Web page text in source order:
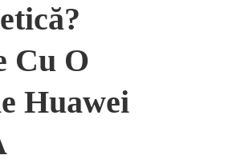
Cu O
Huawei